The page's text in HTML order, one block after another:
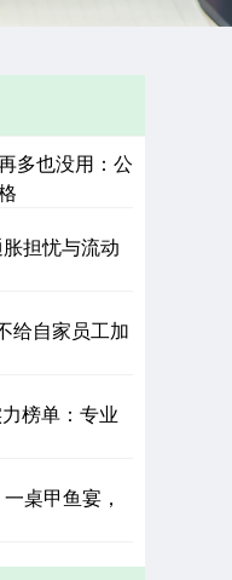
多也没用：公
担忧与流动
给自家员工加
榜单：专业
桌甲鱼宴，